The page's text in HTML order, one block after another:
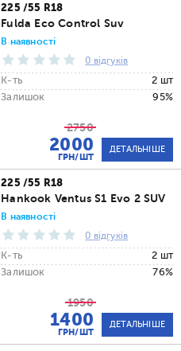
225 /55 R18
Fulda Eco Control Suv
В наявності
0 відгуків
К-ть
2 шт
Залишок
95%
2750
2000
ГРН/ШТ
ДЕТАЛЬНІШЕ
225 /55 R18
Hankook Ventus S1 Evo 2 SUV
В наявності
0 відгуків
К-ть
2 шт
Залишок
76%
1950
1400
ГРН/ШТ
ДЕТАЛЬНІШЕ